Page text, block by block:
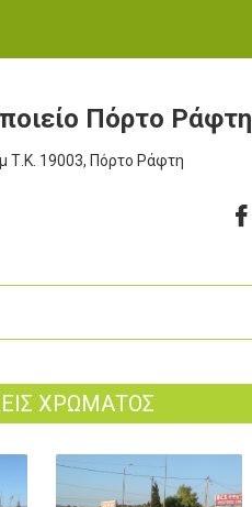
Πόρτο Ράφτη
Τ.Κ. 19003, Πόρτο Ράφτη
ΧΡΩΜΑΤΟΣ